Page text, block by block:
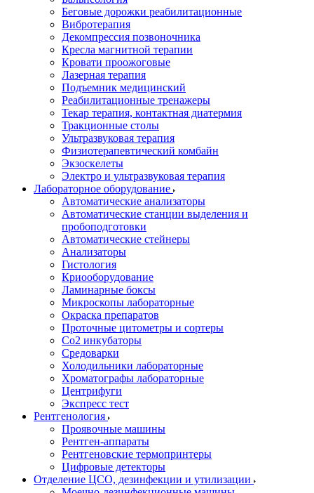
Беговые дорожки реабилитационные
Вибротерапия
Декомпрессия позвоночника
Кресла магнитной терапии
Кровати проожоговые
Лазерная терапия
Подъемник медицинский
Реабилитационные тренажеры
Текар терапия, контактная диатермия
Тракционные столы
Ультразвуковая терапия
Физиотерапевтический комбайн
Экзоскелеты
Электро и ультразвуковая терапия
Лабораторное оборудование
Автоматические анализаторы
Автоматические станции выделения и
пробоподготовки
Автоматические стейнеры
Анализаторы
Гистология
Криооборудование
Ламинарные боксы
Микроскопы лабораторные
Окраска препаратов
Проточные цитометры и сортеры
Со2 инкубаторы
Средоварки
Холодильники лабораторные
Хроматографы лабораторные
Центрифуги
Экспресс тест
Рентгенология
Проявочные машины
Рентген-аппараты
Рентгеновские термопринтеры
Цифровые детекторы
Отделение ЦСО, дезинфекции и утилизации